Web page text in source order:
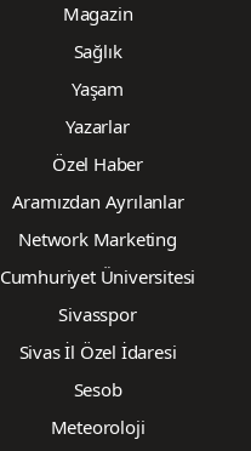
Magazin
Sağlık
Yaşam
Yazarlar
Özel Haber
Aramızdan Ayrılanlar
Network Marketing
Cumhuriyet Üniversitesi
Sivasspor
Sivas İl Özel İdaresi
Sesob
Meteoroloji